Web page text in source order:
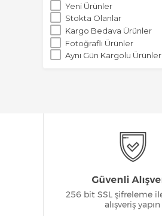
Yeni Ürünler
Stokta Olanlar
Kargo Bedava Ürünler
Fotoğraflı Ürünler
Aynı Gün Kargolu Ürünler